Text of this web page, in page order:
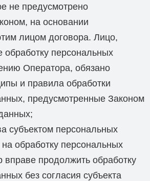
не предусмотрено
на основании
лицом договора. Лицо,
персональных
Оператора, обязано
и правила обработки
предусмотренные Законом
субъектом персональных
обработку персональных
продолжить обработку
без согласия субъекта